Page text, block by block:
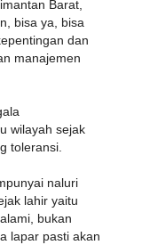
Barat,
bisa ya, bisa
dan
manajemen
wilayah sejak
toleransi.
naluri
lahir yaitu
bukan
lapar pasti akan